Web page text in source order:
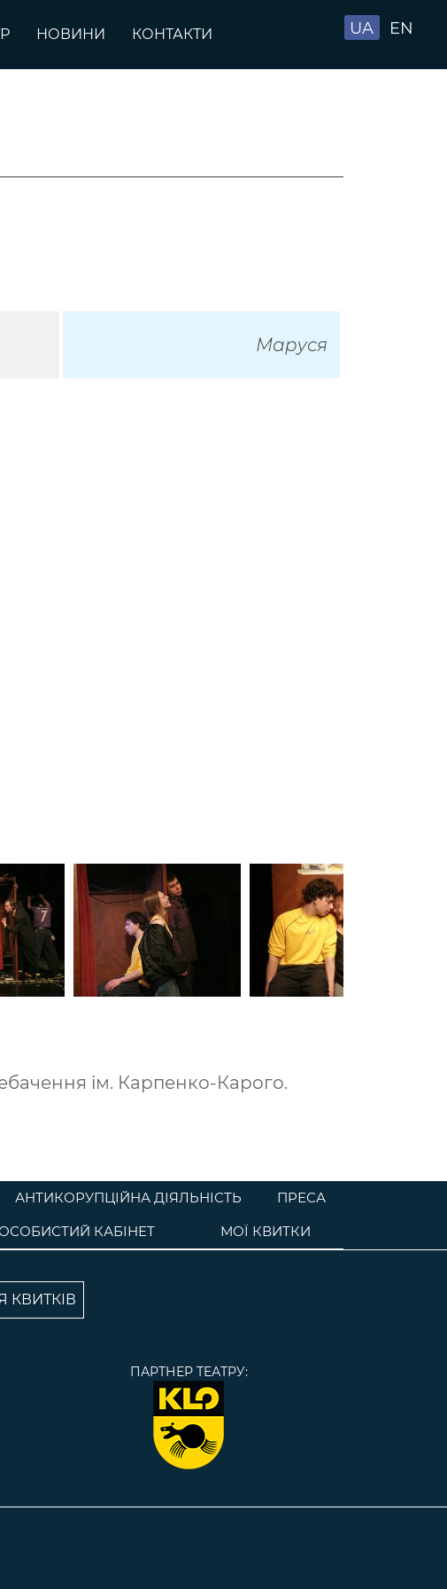
НОВИНИ КОНТАКТИ UA EN
Маруся
ім. Карпенко-Карого.
АНТИКОРУПЦІЙНА ДІЯЛЬНІСТЬ
ПРЕСА
КАБІНЕТ МОЇ КВИТКИ
ПАРТНЕР ТЕАТРУ: